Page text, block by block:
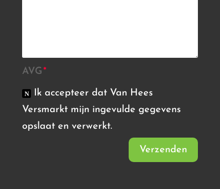
AVG
Ik accepteer dat Van Hees
Versmarkt mijn ingevulde gegevens
opslaat en verwerkt.
Verzenden